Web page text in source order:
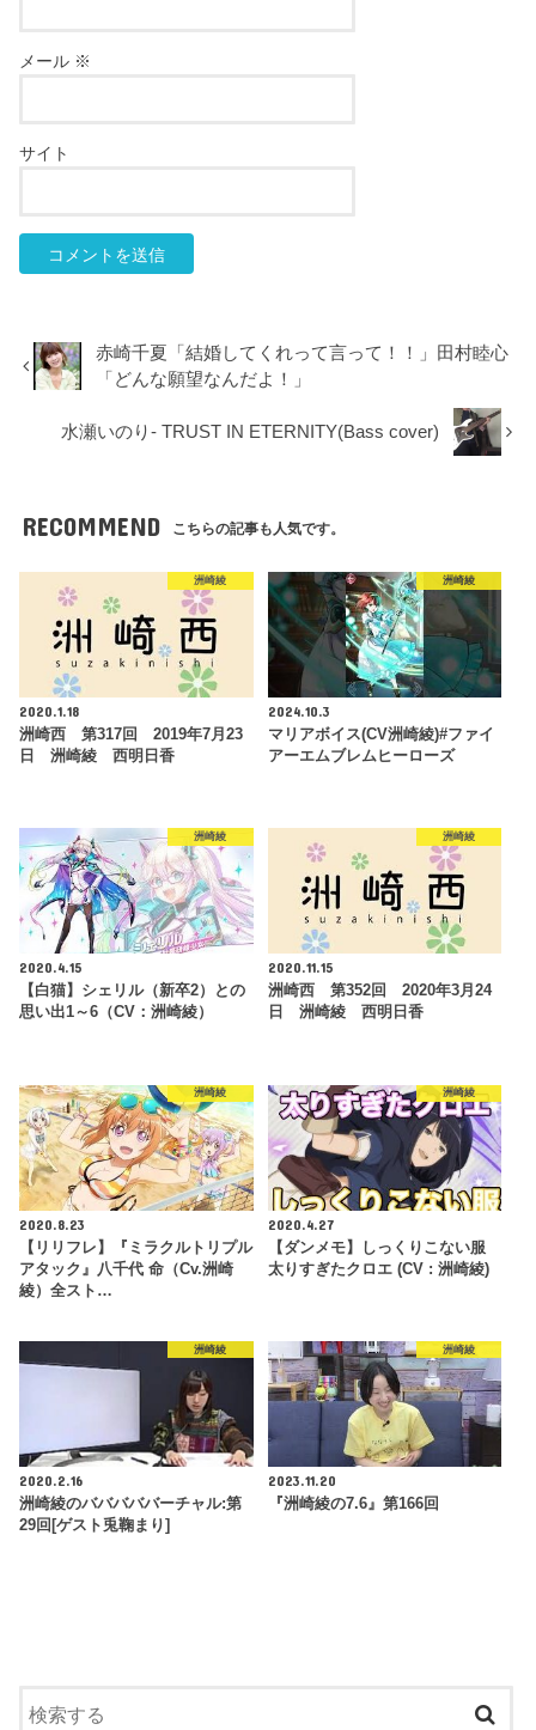
メール ※
サイト
赤崎千夏「結婚してくれって言って！！」田村睦心
「どんな願望なんだよ！」
水瀬いのり- TRUST IN ETERNITY(Bass cover)
RECOMMEND こちらの記事も人気です。
洲崎綾
2020.1.18
洲崎西 第317回 2019年7月23
日 洲崎綾 西明日香
洲崎綾
2024.10.3
マリアボイス(CV洲崎綾)#ファイ
アーエムブレムヒーローズ
洲崎綾
2020.4.15
【白猫】シェリル（新卒2）との
思い出1～6（CV：洲崎綾）
洲崎綾
2020.11.15
洲崎西 第352回 2020年3月24
日 洲崎綾 西明日香
洲崎綾
2020.8.23
【リリフレ】『ミラクルトリプル
アタック』八千代 命（Cv.洲崎
綾）全スト…
洲崎綾
2020.4.27
【ダンメモ】しっくりこない服
太りすぎたクロエ (CV : 洲崎綾)
洲崎綾
2020.2.16
洲崎綾のバババババーチャル:第
29回[ゲスト兎鞠まり]
洲崎綾
2023.11.20
『洲崎綾の7.6』第166回